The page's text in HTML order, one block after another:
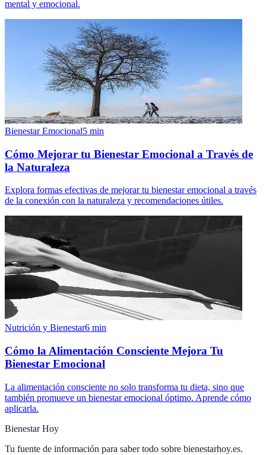
mental y emocional.
Bienestar Emocional5 min
Cómo Mejorar tu Bienestar Emocional a Través de
la Naturaleza
Explora formas efectivas de mejorar tu bienestar emocional a través
de la conexión con la naturaleza y recomendaciones útiles.
Nutrición y Bienestar6 min
Cómo la Alimentación Consciente Mejora Tu
Bienestar Emocional
La alimentación consciente no solo transforma tu dieta, sino que
también promueve un bienestar emocional óptimo. Aprende cómo
aplicarla.
Bienestar Hoy
Tu fuente de información para saber todo sobre bienestarhoy.es.